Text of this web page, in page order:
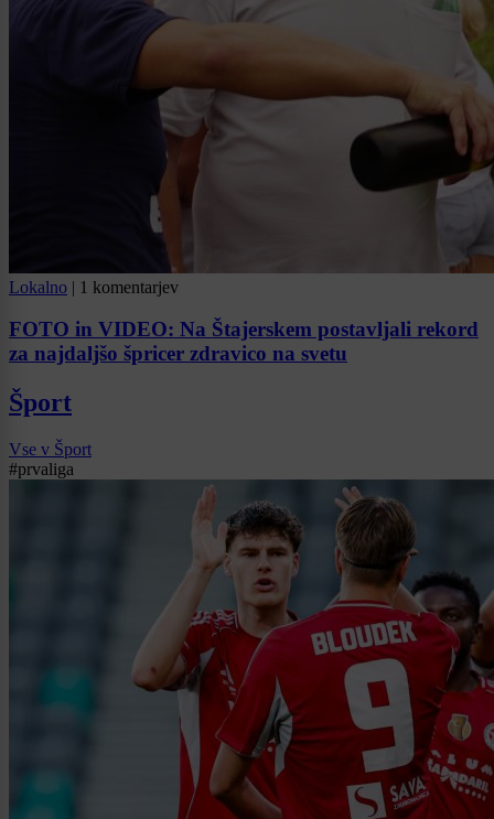
Lokalno | 1 komentarjev
FOTO in VIDEO: Na Štajerskem postavljali rekord
za najdaljšo špricer zdravico na svetu
Šport
Vse v Šport
#prvaliga